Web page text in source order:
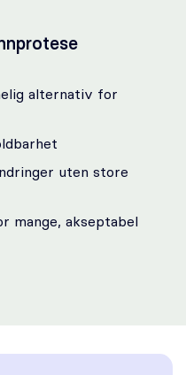
alternativ for
uten store
mange, akseptabel